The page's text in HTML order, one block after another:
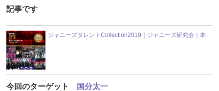
記事です
ジャニーズタレントCollection2019｜ジャニーズ研究会｜本
今回のターゲット 国分太一